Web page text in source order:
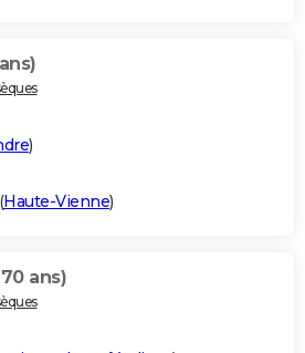
)
(Haute-Vienne)
ans)